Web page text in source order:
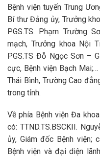
Bệnh viện tuyến Trung
Bí thư Đảng ủy, Trưởng
PGS.TS. Phạm Trường
mạch, Trưởng khoa Nội
PGS.TS Đỗ Ngọc Sơn –
cực, Bệnh viện Bạch
Thái Bình, Trường Cao
trong tỉnh.
Về phía Bệnh viện Đa
có: TTND.TS.BSCKII.
ủy, Giám đốc Bệnh viện;
Bệnh viện và đại diện